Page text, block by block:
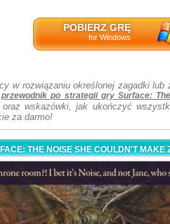
POBIERZ GRĘ
for Windows
w rozwiązaniu określonej zagadki
przewodnik po strategii gry Surface:
oraz wskazówki, jak ukończyć
za darmo!
THE NOISE SHE COULDN'T MAKE